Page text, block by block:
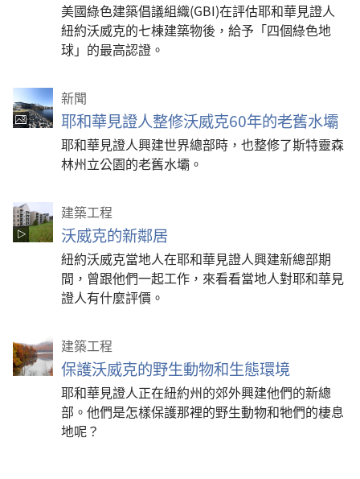
美國綠色建築倡議組織(GBI)在評估耶和華見證人
紐約沃威克的七棟建築物後，給予「四個綠色地
球」的最高認證。
新聞
耶和華見證人整修沃威克60年的老舊水壩
耶和華見證人興建世界總部時，也整修了斯特靈森
林州立公園的老舊水壩。
建築工程
沃威克的新鄰居
紐約沃威克當地人在耶和華見證人興建新總部期
間，曾跟他們一起工作，來看看當地人對耶和華見
證人有什麼評價。
建築工程
保護沃威克的野生動物和生態環境
耶和華見證人正在紐約州的郊外興建他們的新總
部。他們是怎樣保護那裡的野生動物和牠們的棲息
地呢？